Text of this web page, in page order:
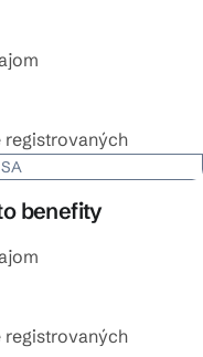
registrovaných
benefity
registrovaných